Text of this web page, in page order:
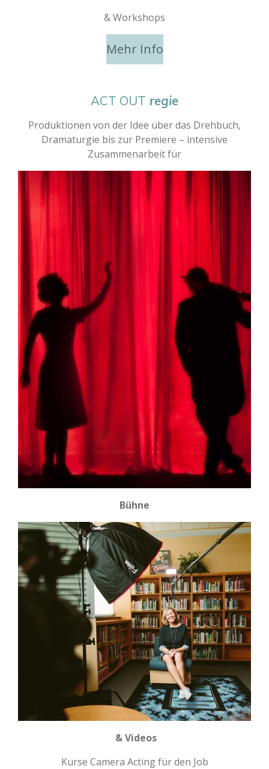
& Workshops
Mehr Info
ACT OUT regie
Produktionen von der Idee über das Drehbuch,
Dramaturgie bis zur Premiere – intensive
Zusammenarbeit für
Bühne
& Videos
Kurse Camera Acting für den Job